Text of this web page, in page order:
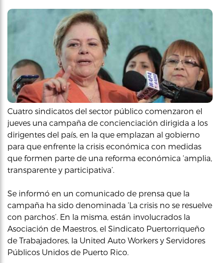
Cuatro sindicatos del sector público comenzaron el
jueves una campaña de concienciación dirigida a los
dirigentes del país, en la que emplazan al gobierno
para que enfrente la crisis económica con medidas
que formen parte de una reforma económica ‘amplia,
transparente y participativa’.
Se informó en un comunicado de prensa que la
campaña ha sido denominada ‘La crisis no se resuelve
con parchos’. En la misma, están involucrados la
Asociación de Maestros, el Sindicato Puertorriqueño
de Trabajadores, la United Auto Workers y Servidores
Públicos Unidos de Puerto Rico.